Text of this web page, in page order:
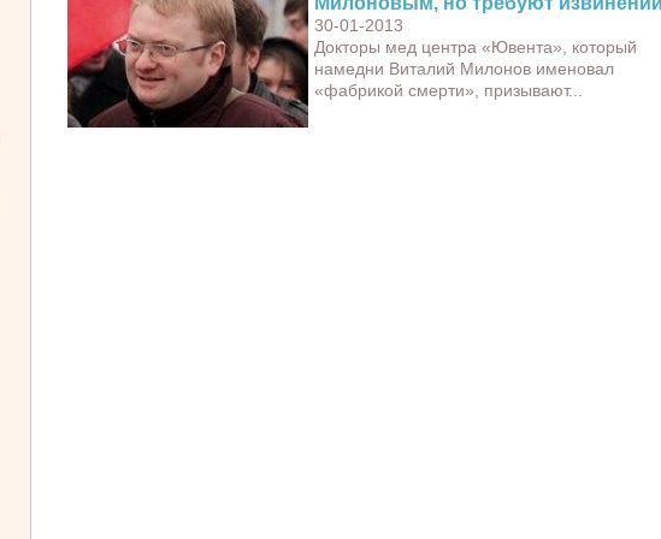
30-01-2013
Докторы мед центра «Ювента», который
намедни Виталий Милонов именовал
«фабрикой смерти», призывают...